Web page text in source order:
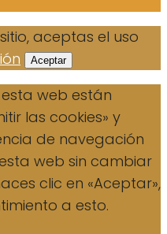
aceptas el uso
Aceptar
web están
las cookies» y
de navegación
web sin cambiar
clic en «Aceptar»,
a esto.